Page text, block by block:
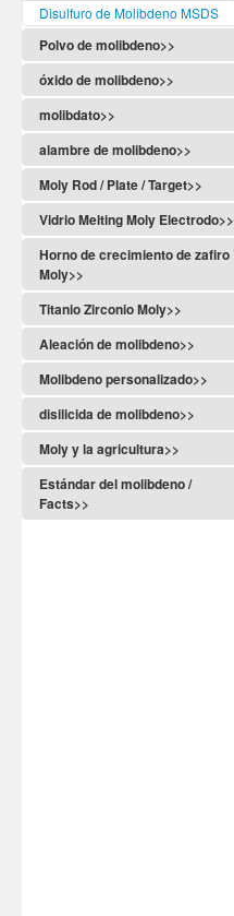
Disulfuro de Molibdeno MSDS
Polvo de molibdeno>>
óxido de molibdeno>>
molibdato>>
alambre de molibdeno>>
Moly Rod / Plate / Target>>
Vidrio Melting Moly Electrodo>>
Horno de crecimiento de zafiro
Moly>>
Titanio Zirconio Moly>>
Aleación de molibdeno>>
Molibdeno personalizado>>
disilicida de molibdeno>>
Moly y la agricultura>>
Estándar del molibdeno /
Facts>>